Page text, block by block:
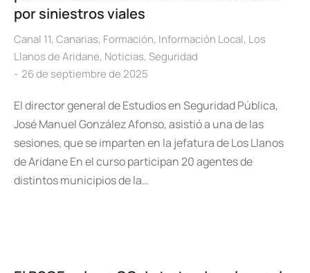
por siniestros viales
Canal 11, Canarias, Formación, Información Local, Los
Llanos de Aridane, Noticias, Seguridad
26 de septiembre de 2025
El director general de Estudios en Seguridad Pública,
José Manuel González Afonso, asistió a una de las
sesiones, que se imparten en la jefatura de Los Llanos
de Aridane En el curso participan 20 agentes de
distintos municipios de la…